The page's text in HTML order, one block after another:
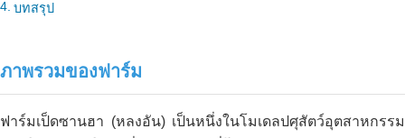
บทสรุป
ภาพรวมของฟาร์ม
ฟาร์มเป็ดซานฮา (หลงอัน) เป็นหนึ่งในโมเดลปศุสัตว์อุตสาหกรรม